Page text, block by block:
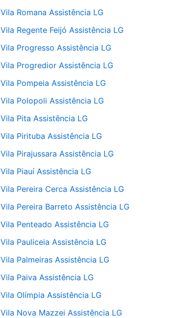
Vila Romana Assistência LG
Vila Regente Feijó Assistência LG
Vila Progresso Assistência LG
Vila Progredior Assistência LG
Vila Pompeia Assistência LG
Vila Polopoli Assistência LG
Vila Pita Assistência LG
Vila Pirituba Assistência LG
Vila Pirajussara Assistência LG
Vila Piauí Assistência LG
Vila Pereira Cerca Assistência LG
Vila Pereira Barreto Assistência LG
Vila Penteado Assistência LG
Vila Pauliceia Assistência LG
Vila Palmeiras Assistência LG
Vila Paiva Assistência LG
Vila Olímpia Assistência LG
Vila Nova Mazzei Assistência LG